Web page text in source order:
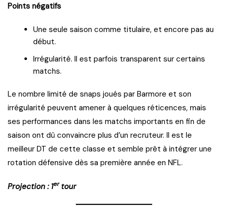
Points négatifs
Une seule saison comme titulaire, et encore pas au
début.
Irrégularité. Il est parfois transparent sur certains
matchs.
Le nombre limité de snaps joués par Barmore et son
irrégularité peuvent amener à quelques réticences, mais
ses performances dans les matchs importants en fin de
saison ont dû convaincre plus d’un recruteur. Il est le
meilleur DT de cette classe et semble prêt à intégrer une
rotation défensive dès sa première année en NFL.
Projection : 1ertour